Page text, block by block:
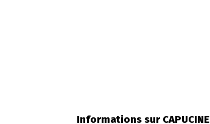
Informations sur CAPUCINE